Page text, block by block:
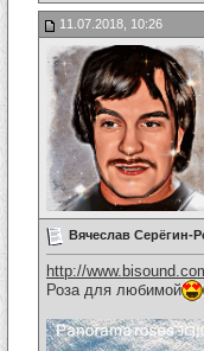
11.07.2018, 10:26
Вячеслав Серёгин-
http://
Роза для любимой